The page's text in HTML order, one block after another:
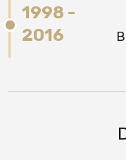
1998 -
2016